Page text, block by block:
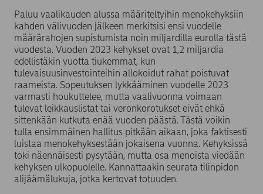
Paluu vaalikauden alussa määriteltyihin menokehyksiin
kahden välivuoden jälkeen merkitsisi ensi vuodelle
määrärahojen supistumista noin miljardilla eurolla tästä
vuodesta. Vuoden 2023 kehykset ovat 1,2 miljardia
edellistäkin vuotta tiukemmat, kun
tulevaisuusinvestointeihin allokoidut rahat poistuvat
raameista. Sopeutuksen lykkääminen vuodelle 2023
varmasti houkuttelee, mutta vaalivuonna voimaan
tulevat leikkauslistat tai veronkorotukset eivät ehkä
sittenkään kutkuta enää vuoden päästä. Tästä voikin
tulla ensimmäinen hallitus pitkään aikaan, joka faktisesti
luistaa menokehyksestään jokaisena vuonna. Kehyksissä
toki näennäisesti pysytään, mutta osa menoista viedään
kehyksen ulkopuolelle. Kannattaakin seurata tilinpidon
alijäämälukuja, jotka kertovat totuuden.